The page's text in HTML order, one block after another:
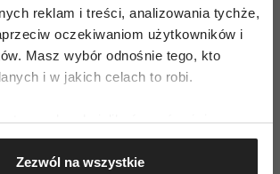
reklam i treści, analizowania tychże,
oczekiwaniom użytkowników i
Masz wybór odnośnie tego, kto
i w jakich celach to robi.
to zgodę, chcielibyśmy również:
dane dotyczące Twojej lokalizacji
z dokładnością nawet do kilku metrów
Zezwól na wszystkie
AUTOPROMOCJA